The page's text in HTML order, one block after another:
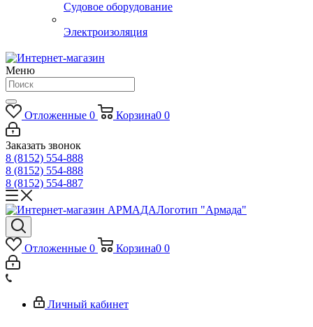
Судовое оборудование
Электроизоляция
Меню
Отложенные 0 Корзина0 0
Заказать звонок
8 (8152) 554-888
8 (8152) 554-888
8 (8152) 554-887
Логотип "Армада"
Отложенные 0 Корзина0 0
Личный кабинет